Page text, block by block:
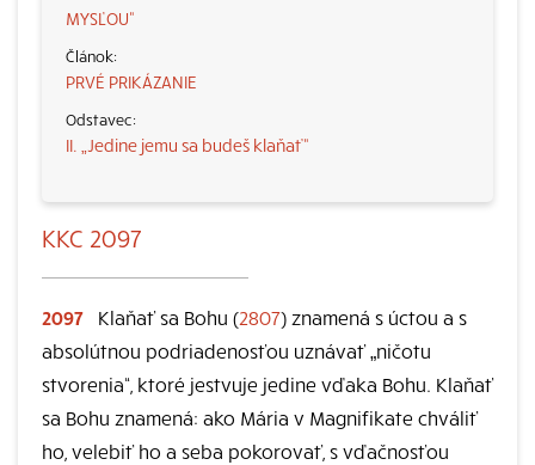
MYSĽOU“
PRVÉ PRIKÁZANIE
II. „Jedine jemu sa budeš klaňať“
KKC 2097
2097 Klaňať sa Bohu (2807) znamená s úctou a s
absolútnou podriadenosťou uznávať „ničotu
stvorenia“, ktoré jestvuje jedine vďaka Bohu. Klaňať
sa Bohu znamená: ako Mária v Magnifikate chváliť
ho, velebiť ho a seba pokorovať, s vďačnosťou